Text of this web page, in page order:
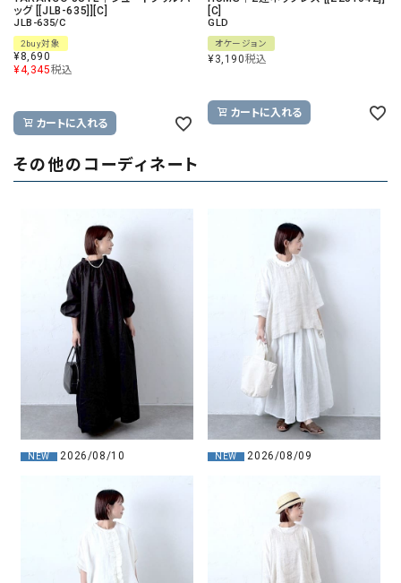
ッグ [[JLB-635]][C]
JLB-635/C
2buy対象
¥8,690
¥4,345税込
カートに入れる
[C]
GLD
オケージョン
¥3,190税込
カートに入れる
その他のコーディネート
NEW 2026/08/10 NEW 2026/08/09